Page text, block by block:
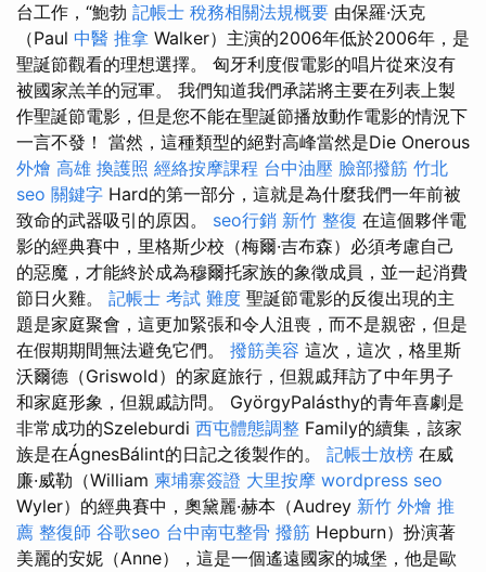
台工作，“鮑勃 記帳士 稅務相關法規概要 由保羅·沃克
（Paul 中醫 推拿 Walker）主演的2006年低於2006年，是
聖誕節觀看的理想選擇。 匈牙利度假電影的唱片從來沒有
被國家羔羊的冠軍。 我們知道我們承諾將主要在列表上製
作聖誕節電影，但是您不能在聖誕節播放動作電影的情況下
一言不發！ 當然，這種類型的絕對高峰當然是Die Onerous
外燴 高雄 換護照 經絡按摩課程 台中油壓 臉部撥筋 竹北
seo 關鍵字 Hard的第一部分，這就是為什麼我們一年前被
致命的武器吸引的原因。 seo行銷 新竹 整復 在這個夥伴電
影的經典賽中，里格斯少校（梅爾·吉布森）必須考慮自己
的惡魔，才能終於成為穆爾托家族的象徵成員，並一起消費
節日火雞。 記帳士 考試 難度 聖誕節電影的反復出現的主
題是家庭聚會，這更加緊張和令人沮喪，而不是親密，但是
在假期期間無法避免它們。 撥筋美容 這次，這次，格里斯
沃爾德（Griswold）的家庭旅行，但親戚拜訪了中年男子
和家庭形象，但親戚訪問。 GyörgyPalásthy的青年喜劇是
非常成功的Szeleburdi 西屯體態調整 Family的續集，該家
族是在ÁgnesBálint的日記之後製作的。 記帳士放榜 在威
廉·威勒（William 柬埔寨簽證 大里按摩 wordpress seo
Wyler）的經典賽中，奧黛麗·赫本（Audrey 新竹 外燴 推
薦 整復師 谷歌seo 台中南屯整骨 撥筋 Hepburn）扮演著
美麗的安妮（Anne），這是一個遙遠國家的城堡，他是歐